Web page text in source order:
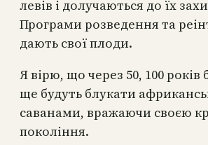
левів і долучаються до їх
Програми розведення та
дають свої плоди.
Я вірю, що через 50, 100 років
ще будуть блукати
саванами, вражаючи своєю
покоління.